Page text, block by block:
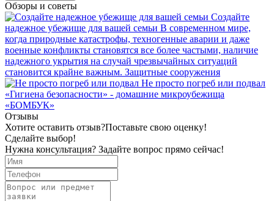
Обзоры и советы
Создайте
надежное убежище для вашей семьи В современном мире,
когда природные катастрофы, техногенные аварии и даже
военные конфликты становятся все более частыми, наличие
надежного укрытия на случай чрезвычайных ситуаций
становится крайне важным. Защитные сооружения
Не просто погреб или подвал
«Гигиена безопасности» - домашние микроубежища
«БОМБУК»
Отзывы
Хотите оставить отзыв?Поставьте свою оценку!
Сделайте выбор!
Нужна консультация? Задайте вопрос прямо сейчас!